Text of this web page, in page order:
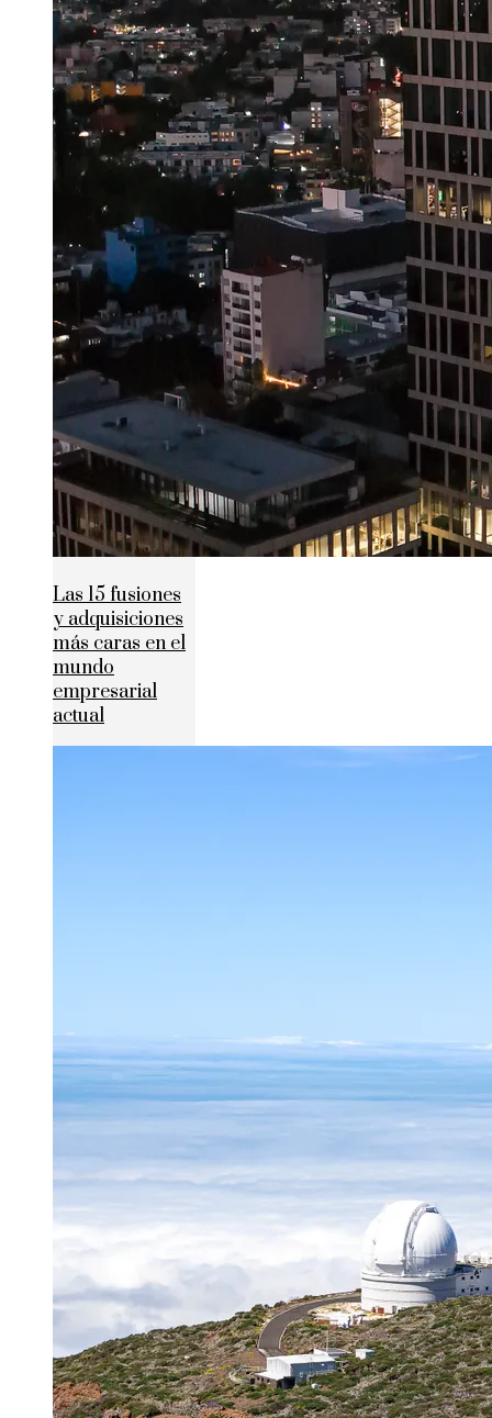
Las 15 fusiones
y adquisiciones
más caras en el
mundo
empresarial
actual